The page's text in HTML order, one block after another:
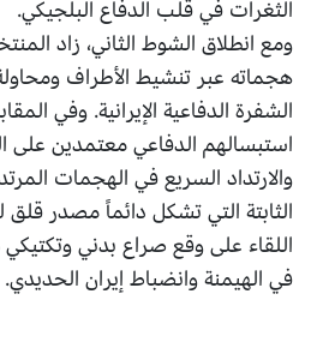
الثغرات في قلب الدفاع البلجيكي.
ومع انطلاق الشوط الثاني، زاد
هجماته عبر تنشيط الأطراف
الشفرة الدفاعية الإيرانية. وفي
استبسالهم الدفاعي معتمدين على
والارتداد السريع في الهجمات
الثابتة التي تشكل دائماً مصدر قلق
اللقاء على وقع صراع بدني
في الهيمنة وانضباط إيران الحديدي.